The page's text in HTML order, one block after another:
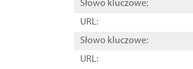
Słowo kluczowe:
URL:
Słowo kluczowe:
URL: